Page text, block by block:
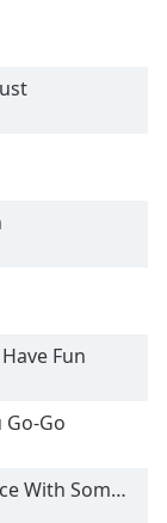
Fun
Go-Go
Somebody